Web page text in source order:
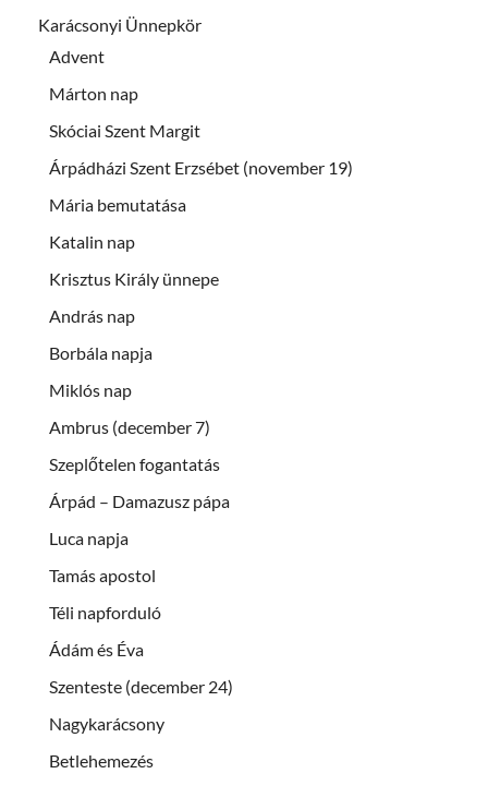
Karácsonyi Ünnepkör
Advent
Márton nap
Skóciai Szent Margit
Árpádházi Szent Erzsébet (november 19)
Mária bemutatása
Katalin nap
Krisztus Király ünnepe
András nap
Borbála napja
Miklós nap
Ambrus (december 7)
Szeplőtelen fogantatás
Árpád – Damazusz pápa
Luca napja
Tamás apostol
Téli napforduló
Ádám és Éva
Szenteste (december 24)
Nagykarácsony
Betlehemezés